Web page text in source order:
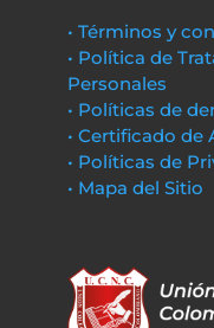
• Términos y
• Política de
Personales
• Políticas de
• Certificado de
• Políticas de
• Mapa del Sitio